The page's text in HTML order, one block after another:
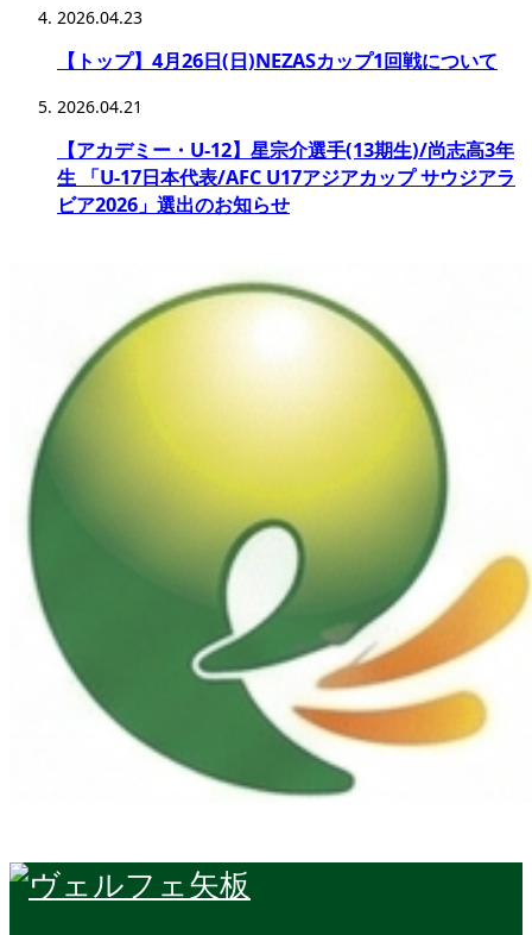
2026.04.23
【トップ】4月26日(日)NEZASカップ1回戦について
2026.04.21
【アカデミー・U-12】星宗介選手(13期生)/尚志高3年
生 「U-17日本代表/AFC U17アジアカップ サウジアラ
ビア2026」選出のお知らせ